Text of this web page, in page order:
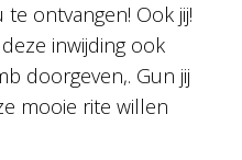
ontvangen! Ook jij!
inwijding ook
doorgeven,. Gun jij
mooie rite willen